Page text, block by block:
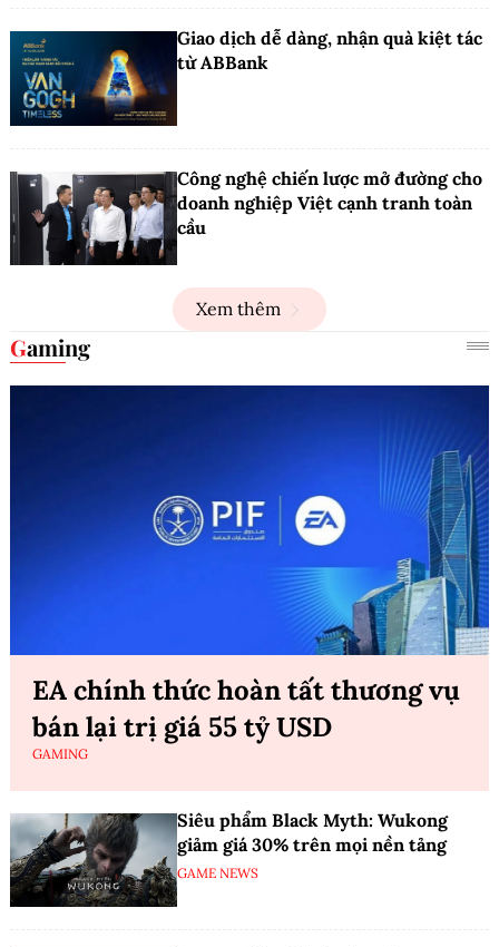
Giao dịch dễ dàng, nhận quà kiệt tác
từ ABBank
Công nghệ chiến lược mở đường cho
doanh nghiệp Việt cạnh tranh toàn
cầu
Xem thêm
Gaming
EA chính thức hoàn tất thương vụ
bán lại trị giá 55 tỷ USD
GAMING
Siêu phẩm Black Myth: Wukong
giảm giá 30% trên mọi nền tảng
GAME NEWS